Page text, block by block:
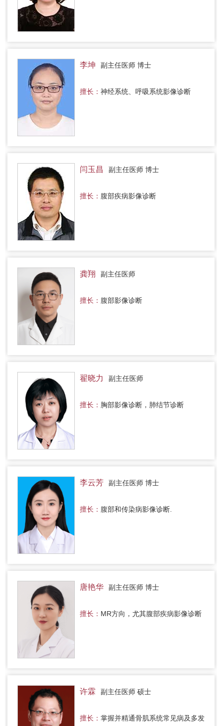
李坤 副主任医师 博士
擅长： 神经系统、呼吸系统影像诊断
闫玉昌 副主任医师 博士
擅长： 腹部疾病影像诊断
龚翔 副主任医师
擅长： 腹部影像诊断
翟晓力 副主任医师
擅长： 胸部影像诊断，肺结节诊断
李云芳 副主任医师 博士
擅长： 腹部和传染病影像诊断.
唐艳华 副主任医师 博士
擅长： MR方向，尤其腹部疾病影像诊断
许霖 副主任医师 硕士
擅长： 掌握并精通骨肌系统常见病及多发